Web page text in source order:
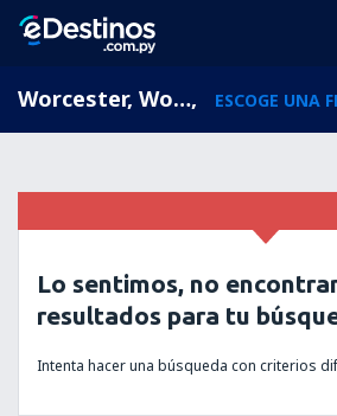
Worcester, Worcester Regional Airport, Massachusetts, Estados Unidos (ORH), ESCOGE UNA
Lo sentimos, no
resultados para tu
Intenta hacer una búsqueda con criterios